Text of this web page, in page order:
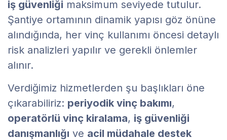
iş güvenliği maksimum seviyede tutulur.
Şantiye ortamının dinamik yapısı göz önüne
alındığında, her vinç kullanımı öncesi detaylı
risk analizleri yapılır ve gerekli önlemler
alınır.
Verdiğimiz hizmetlerden şu başlıkları öne
çıkarabiliriz: periyodik vinç bakımı,
operatörlü vinç kiralama, iş güvenliği
danışmanlığı ve acil müdahale destek